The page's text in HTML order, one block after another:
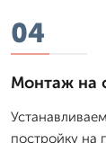
04
Монтаж на
постройку на